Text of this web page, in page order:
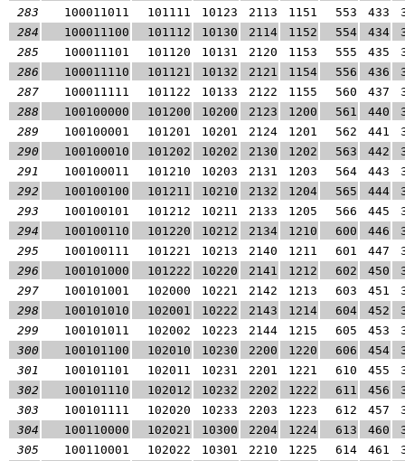
283
100011011 101111 10123 2113 1151 553 433
284
100011100 101112 10130 2114 1152 554 434
285
100011101 101120 10131 2120 1153 555 435
286
100011110 101121 10132 2121 1154 556 436
287
100011111 101122 10133 2122 1155 560 437
288
100100000 101200 10200 2123 1200 561 440
289
100100001 101201 10201 2124 1201 562 441
290
100100010 101202 10202 2130 1202 563 442
291
100100011 101210 10203 2131 1203 564 443
292
100100100 101211 10210 2132 1204 565 444
293
100100101 101212 10211 2133 1205 566 445
294
100100110 101220 10212 2134 1210 600 446
295
100100111 101221 10213 2140 1211 601 447
296
100101000 101222 10220 2141 1212 602 450
297
100101001 102000 10221 2142 1213 603 451
298
100101010 102001 10222 2143 1214 604 452
299
100101011 102002 10223 2144 1215 605 453
300
100101100 102010 10230 2200 1220 606 454
301
100101101 102011 10231 2201 1221 610 455
302
100101110 102012 10232 2202 1222 611 456
303
100101111 102020 10233 2203 1223 612 457
304
100110000 102021 10300 2204 1224 613 460
305
100110001 102022 10301 2210 1225 614 461